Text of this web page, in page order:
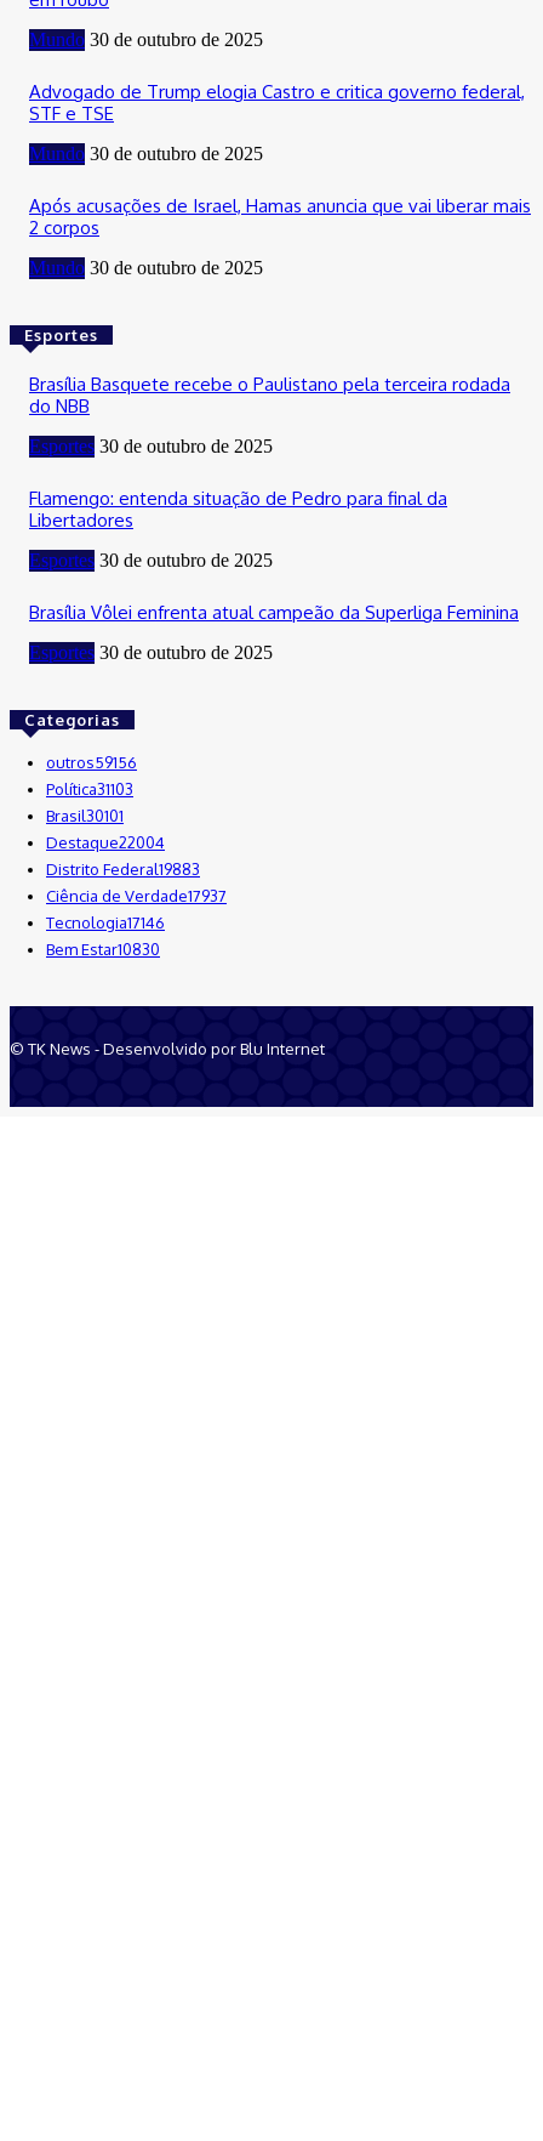
Mundo 30 de outubro de 2025
Advogado de Trump elogia Castro e critica governo federal,
STF e TSE
Mundo 30 de outubro de 2025
Após acusações de Israel, Hamas anuncia que vai liberar mais
2 corpos
Mundo 30 de outubro de 2025
Esportes
Brasília Basquete recebe o Paulistano pela terceira rodada
do NBB
Esportes 30 de outubro de 2025
Flamengo: entenda situação de Pedro para final da
Libertadores
Esportes 30 de outubro de 2025
Brasília Vôlei enfrenta atual campeão da Superliga Feminina
Esportes 30 de outubro de 2025
Categorias
outros59156
Política31103
Brasil30101
Destaque22004
Distrito Federal19883
Ciência de Verdade17937
Tecnologia17146
Bem Estar10830
© TK News - Desenvolvido por Blu Internet